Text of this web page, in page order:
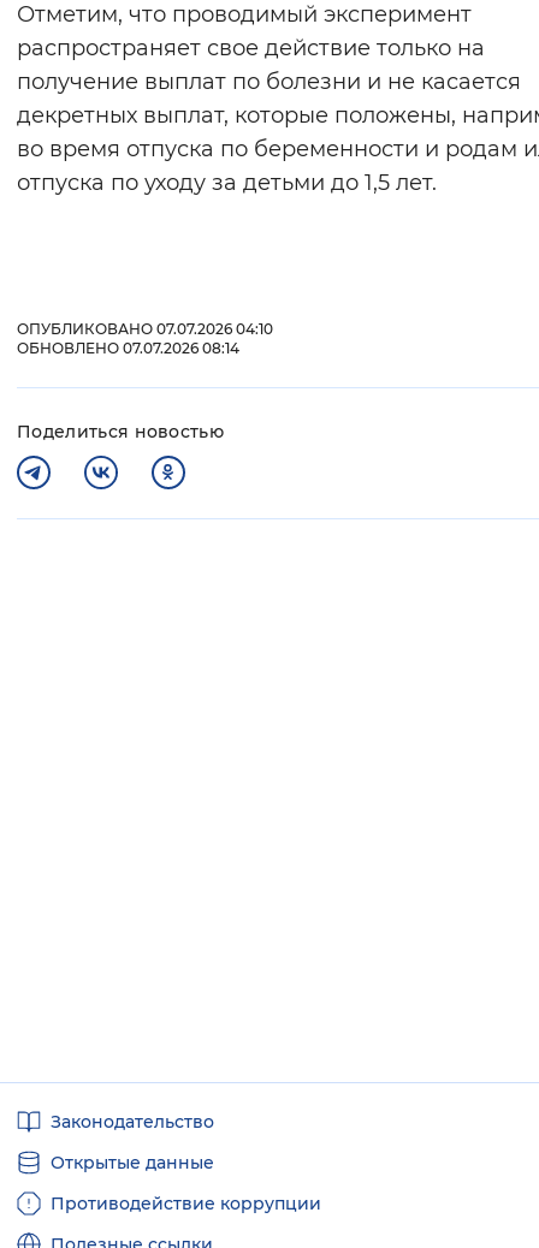
Отметим, что проводимый эксперимент
распространяет свое действие только на
получение выплат по болезни и не касается
декретных выплат, которые положены,
во время отпуска по беременности и родам
отпуска по уходу за детьми до 1,5 лет.
ОПУБЛИКОВАНО 07.07.2026 04:10
ОБНОВЛЕНО 07.07.2026 08:14
Поделиться новостью
ссылкиЗаконодательство
Открытые данные
Противодействие коррупции